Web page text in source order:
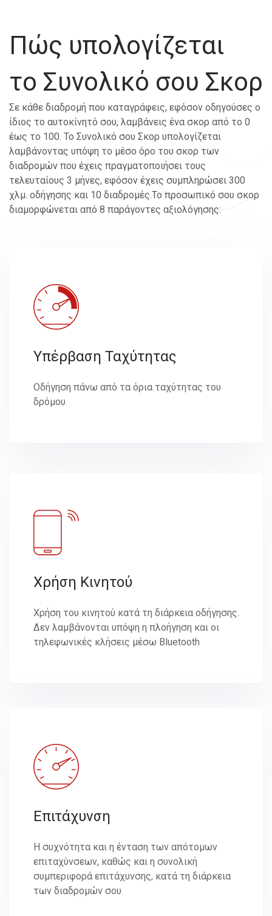
Πώς υπολογίζεται
το Συνολικό σου Σκορ
Σε κάθε διαδρομή που καταγράφεις, εφόσον οδηγούσες ο
ίδιος το αυτοκίνητό σου, λαμβάνεις ένα σκορ από το 0
έως το 100. Το Συνολικό σου Σκορ υπολογίζεται
λαμβάνοντας υπόψη το μέσο όρο του σκορ των
διαδρομών που έχεις πραγματοποιήσει τους
τελευταίους 3 μήνες, εφόσον έχεις συμπληρώσει 300
χλμ. οδήγησης και 10 διαδρομές.Το προσωπικό σου σκορ
διαμορφώνεται από 8 παράγοντες αξιολόγησης:
Υπέρβαση Ταχύτητας
Οδήγηση πάνω από τα όρια ταχύτητας του
δρόμου
Χρήση Κινητού
Χρήση του κινητού κατά τη διάρκεια οδήγησης.
Δεν λαμβάνονται υπόψη η πλοήγηση και οι
τηλεφωνικές κλήσεις μέσω Bluetooth
Επιτάχυνση
Η συχνότητα και η ένταση των απότομων
επιταχύνσεων, καθώς και η συνολική
συμπεριφορά επιτάχυνσης, κατά τη διάρκεια
των διαδρομών σου